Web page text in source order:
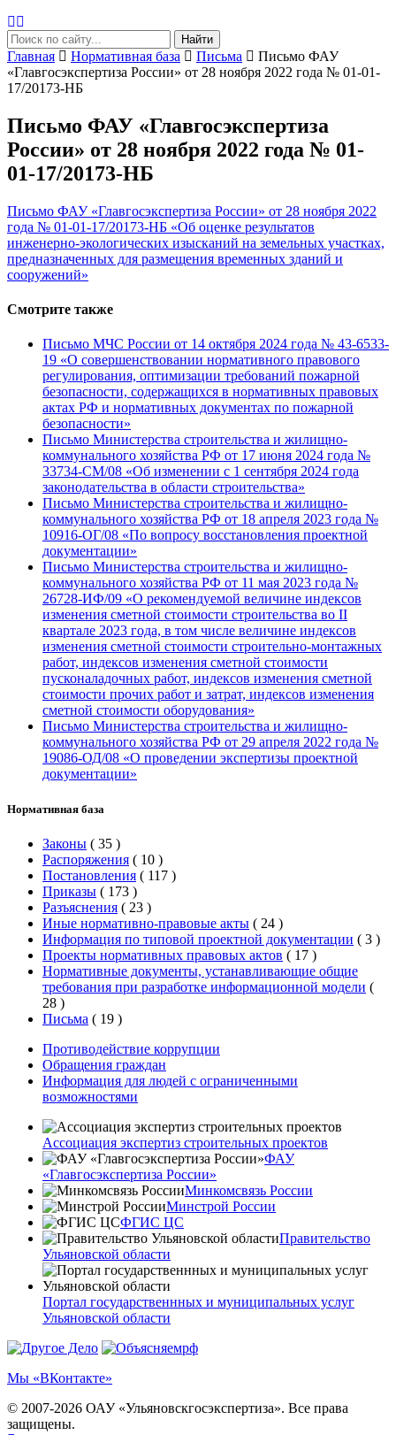
Найти
Главная Нормативная база Письма
Письмо ФАУ
«Главгосэкспертиза России» от 28 ноября 2022 года № 01-01-
17/20173-НБ
Письмо ФАУ «Главгосэкспертиза
России» от 28 ноября 2022 года № 01-
01-17/20173-НБ
Письмо ФАУ «Главгосэкспертиза России» от 28 ноября 2022
года № 01-01-17/20173-НБ «Об оценке результатов
инженерно-экологических изысканий на земельных участках,
предназначенных для размещения временных зданий и
сооружений»
Смотрите также
Письмо МЧС России от 14 октября 2024 года № 43-6533-
19 «О совершенствовании нормативного правового
регулирования, оптимизации требований пожарной
безопасности, содержащихся в нормативных правовых
актах РФ и нормативных документах по пожарной
безопасности»
Письмо Министерства строительства и жилищно-
коммунального хозяйства РФ от 17 июня 2024 года №
33734-СМ/08 «Об изменении с 1 сентября 2024 года
законодательства в области строительства»
Письмо Министерства строительства и жилищно-
коммунального хозяйства РФ от 18 апреля 2023 года №
10916-ОГ/08 «По вопросу восстановления проектной
документации»
Письмо Министерства строительства и жилищно-
коммунального хозяйства РФ от 11 мая 2023 года №
26728-ИФ/09 «О рекомендуемой величине индексов
изменения сметной стоимости строительства во II
квартале 2023 года, в том числе величине индексов
изменения сметной стоимости строительно-монтажных
работ, индексов изменения сметной стоимости
пусконаладочных работ, индексов изменения сметной
стоимости прочих работ и затрат, индексов изменения
сметной стоимости оборудования»
Письмо Министерства строительства и жилищно-
коммунального хозяйства РФ от 29 апреля 2022 года №
19086-ОД/08 «О проведении экспертизы проектной
документации»
Нормативная база
Законы ( 35 )
Распоряжения ( 10 )
Постановления ( 117 )
Приказы ( 173 )
Разъяснения ( 23 )
Иные нормативно-правовые акты ( 24 )
Информация по типовой проектной документации ( 3 )
Проекты нормативных правовых актов ( 17 )
Нормативные документы, устанавливающие общие
требования при разработке информационной модели (
28 )
Письма ( 19 )
Противодействие коррупции
Обращения граждан
Информация для людей с ограниченными
возможностями
Ассоциация экспертиз строительных проектов
ФАУ
«Главгосэкспертиза России»
Минкомсвязь России
Минстрой России
ФГИС ЦС
Правительство
Ульяновской области
Портал государственнных и муниципальных услуг
Ульяновской области
Мы «ВКонтакте»
© 2007-2026 ОАУ «Ульяновскгосэкспертиза». Все права
защищены.